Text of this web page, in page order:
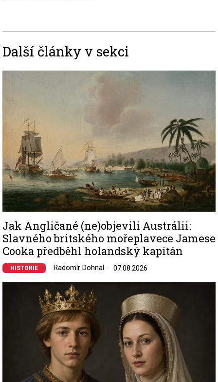
Další články v sekci
Jak Angličané (ne)objevili Austrálii:
Slavného britského mořeplavece Jamese
Cooka předběhl holandský kapitán
HISTORIE Radomír Dohnal 07.08.2026